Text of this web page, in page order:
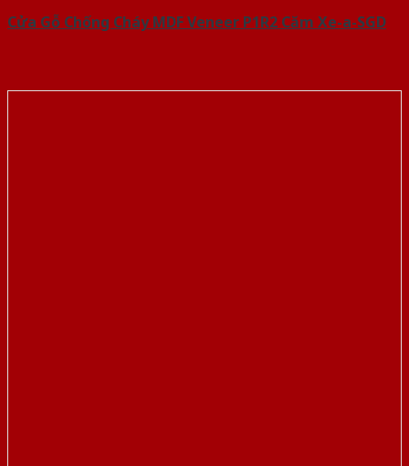
Cửa Gỗ Chống Cháy MDF Veneer P1R2 Căm Xe-a-SGD